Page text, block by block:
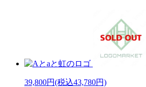
39,800円(税込43,780円)